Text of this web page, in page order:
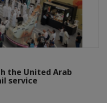
the United Arab
service